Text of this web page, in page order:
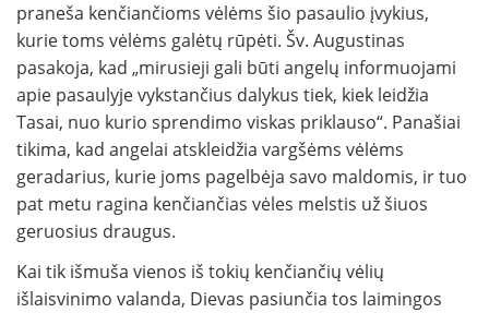
praneša kenčiančioms vėlėms šio pasaulio įvykius,
kurie toms vėlėms galėtų rūpėti. Šv. Augustinas
pasakoja, kad „mirusieji gali būti angelų informuojami
apie pasaulyje vykstančius dalykus tiek, kiek leidžia
Tasai, nuo kurio sprendimo viskas priklauso“. Panašiai
tikima, kad angelai atskleidžia vargšėms vėlėms
geradarius, kurie joms pagelbėja savo maldomis, ir tuo
pat metu ragina kenčiančias vėles melstis už šiuos
geruosius draugus.
Kai tik išmuša vienos iš tokių kenčiančių vėlių
išlaisvinimo valanda, Dievas pasiunčia tos laimingos